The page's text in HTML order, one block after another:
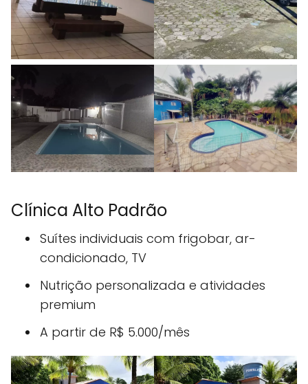
Clínica Alto Padrão
Suítes individuais com frigobar, ar-
condicionado, TV
Nutrição personalizada e atividades
premium
A partir de R$ 5.000/mês